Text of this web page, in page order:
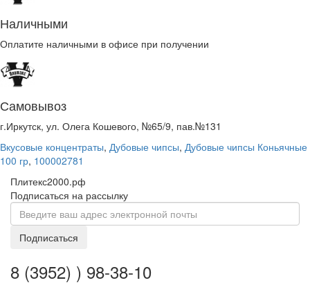
Наличными
Оплатите наличными в офисе при получении
Самовывоз
г.Иркутск, ул. Олега Кошевого, №65/9, пав.№131
Вкусовые концентраты, Дубовые чипсы, Дубовые чипсы Коньячные
100 гр, 100002781
Плитекс2000.рф
Подписаться на рассылку
Подписаться
8 (3952) ) 98-38-10